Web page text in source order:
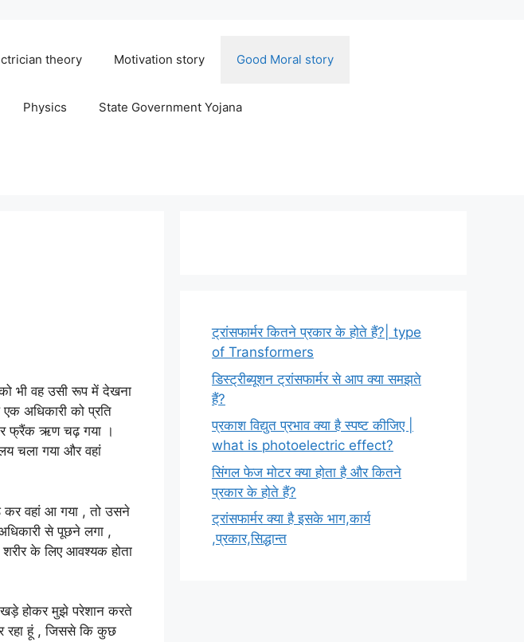
theory Motivation story Good Moral story
Physics State Government Yojana
को भी वह उसी रूप में देखना
अधिकारी को प्रति
फ्रैंक ऋण चढ़ गया ।
चला गया और वहां
कर वहां आ गया , तो उसने
से पूछने लगा ,
के लिए आवश्यक होता
खड़े होकर मुझे परेशान करते
रहा हूं , जिससे कि कुछ
ट्रांसफार्मर कितने प्रकार के होते हैं?| type
of Transformers
डिस्ट्रीब्यूशन ट्रांसफार्मर से आप क्या समझते
हैं?
प्रकाश विद्युत प्रभाव क्या है स्पष्ट कीजिए |
what is photoelectric effect?
सिंगल फेज मोटर क्या होता है और कितने
प्रकार के होते हैं?
ट्रांसफार्मर क्या है इसके भाग,कार्य
,प्रकार,सिद्धान्त